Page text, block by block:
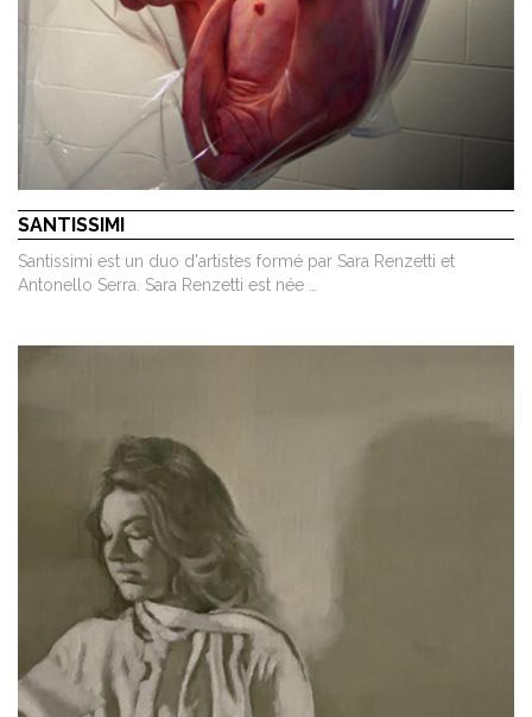
SANTISSIMI
Santissimi est un duo d'artistes formé par Sara Renzetti et
Antonello Serra. Sara Renzetti est née …